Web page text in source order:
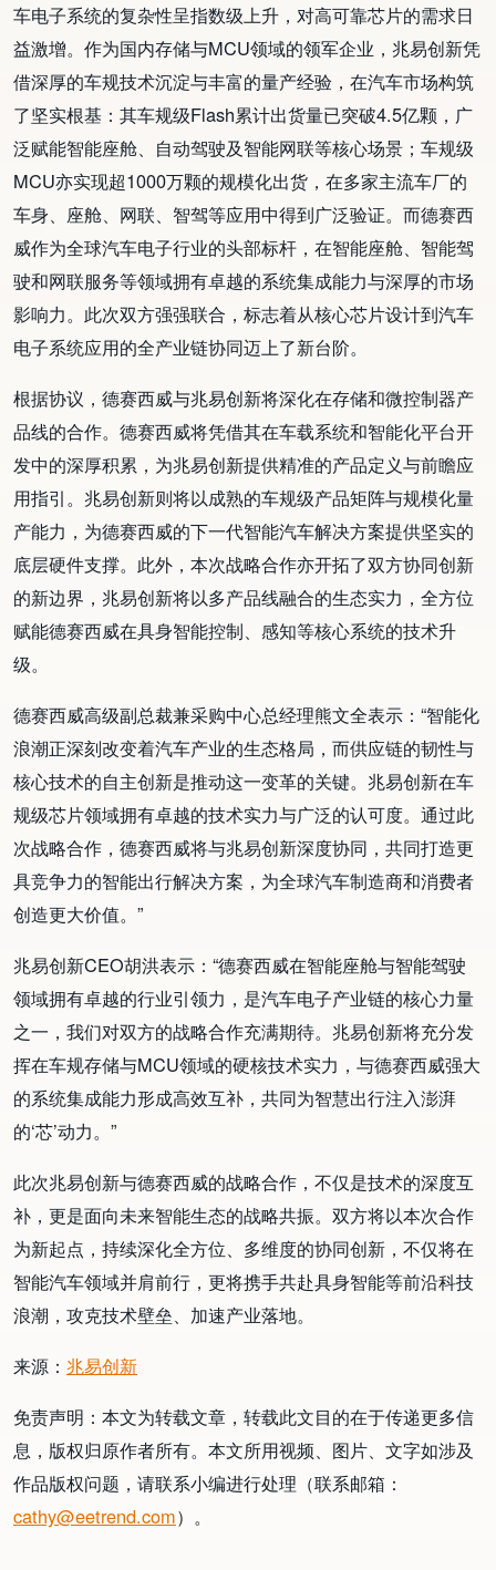
车电子系统的复杂性呈指数级上升，对高可靠芯片的需求日
益激增。作为国内存储与MCU领域的领军企业，兆易创新凭
借深厚的车规技术沉淀与丰富的量产经验，在汽车市场构筑
了坚实根基：其车规级Flash累计出货量已突破4.5亿颗，广
泛赋能智能座舱、自动驾驶及智能网联等核心场景；车规级
MCU亦实现超1000万颗的规模化出货，在多家主流车厂的
车身、座舱、网联、智驾等应用中得到广泛验证。而德赛西
威作为全球汽车电子行业的头部标杆，在智能座舱、智能驾
驶和网联服务等领域拥有卓越的系统集成能力与深厚的市场
影响力。此次双方强强联合，标志着从核心芯片设计到汽车
电子系统应用的全产业链协同迈上了新台阶。
根据协议，德赛西威与兆易创新将深化在存储和微控制器产
品线的合作。德赛西威将凭借其在车载系统和智能化平台开
发中的深厚积累，为兆易创新提供精准的产品定义与前瞻应
用指引。兆易创新则将以成熟的车规级产品矩阵与规模化量
产能力，为德赛西威的下一代智能汽车解决方案提供坚实的
底层硬件支撑。此外，本次战略合作亦开拓了双方协同创新
的新边界，兆易创新将以多产品线融合的生态实力，全方位
赋能德赛西威在具身智能控制、感知等核心系统的技术升
级。
德赛西威高级副总裁兼采购中心总经理熊文全表示：“智能化
浪潮正深刻改变着汽车产业的生态格局，而供应链的韧性与
核心技术的自主创新是推动这一变革的关键。兆易创新在车
规级芯片领域拥有卓越的技术实力与广泛的认可度。通过此
次战略合作，德赛西威将与兆易创新深度协同，共同打造更
具竞争力的智能出行解决方案，为全球汽车制造商和消费者
创造更大价值。”
兆易创新CEO胡洪表示：“德赛西威在智能座舱与智能驾驶
领域拥有卓越的行业引领力，是汽车电子产业链的核心力量
之一，我们对双方的战略合作充满期待。兆易创新将充分发
挥在车规存储与MCU领域的硬核技术实力，与德赛西威强大
的系统集成能力形成高效互补，共同为智慧出行注入澎湃
的‘芯’动力。”
此次兆易创新与德赛西威的战略合作，不仅是技术的深度互
补，更是面向未来智能生态的战略共振。双方将以本次合作
为新起点，持续深化全方位、多维度的协同创新，不仅将在
智能汽车领域并肩前行，更将携手共赴具身智能等前沿科技
浪潮，攻克技术壁垒、加速产业落地。
来源： 兆易创新
免责声明：本文为转载文章，转载此文目的在于传递更多信
息，版权归原作者所有。本文所用视频、图片、文字如涉及
作品版权问题，请联系小编进行处理（联系邮箱：
cathy@eetrend.com）。